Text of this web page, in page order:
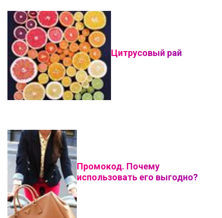
Цитрусовый рай
Промокод. Почему
использовать его выгодно?